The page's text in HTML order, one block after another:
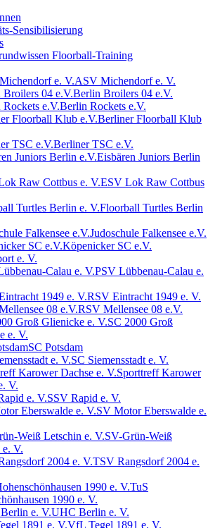
Sensibilisierung
Floorball-Training
ASV Michendorf e. V.
Berlin Broilers 04 e.V.
Berlin Rockets e.V.
Berliner Floorball Klub
Berliner TSC e.V.
Eisbären Juniors Berlin
ESV Lok Raw Cottbus
Floorball Turtles Berlin
Judoschule Falkensee e.V.
Köpenicker SC e.V.
e. V.
PSV Lübbenau-Calau e.
RSV Eintracht 1949 e. V.
RSV Mellensee 08 e.V.
SC 2000 Groß
e. V.
SC Potsdam
SC Siemensstadt e. V.
Sporttreff Karower
V.
SSV Rapid e. V.
SV Motor Eberswalde e.
SV-Grün-Weiß
V.
TSV Rangsdorf 2004 e.
TuS
1990 e. V.
UHC Berlin e. V.
VfL Tegel 1891 e. V.